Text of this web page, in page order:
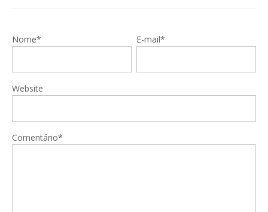
Nome* E-mail*
Website
Comentário*